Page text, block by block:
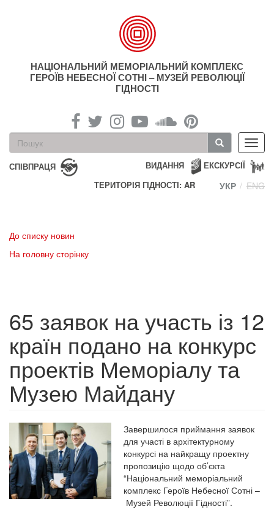
НАЦІОНАЛЬНИЙ МЕМОРІАЛЬНИЙ КОМПЛЕКС
ГЕРОЇВ НЕБЕСНОЇ СОТНІ – МУЗЕЙ РЕВОЛЮЦІЇ
ГІДНОСТІ
Пошукова
форма
Пошук
СПІВПРАЦЯ ЕКСКУРСІЇ
ВИДАННЯ
ТЕРИТОРІЯ ГІДНОСТІ: AR
УКР ENG
До списку новин
На головну сторінку
65 заявок на участь із 12
країн подано на конкурс
проектів Меморіалу та
Музею Майдану
Завершилося приймання заявок
для участі в архітектурному
конкурсі на найкращу проектну
пропозицію щодо об’єкта
“Національний меморіальний
комплекс Героїв Небесної Сотні –
Музей Революції Гідності”.